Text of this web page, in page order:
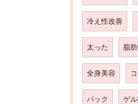
冷え性改善
太った 脂
全身美容
パック ゲ